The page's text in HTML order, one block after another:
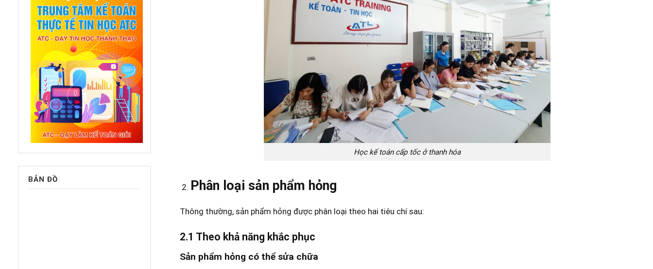
BẢN ĐỒ
Học kế toán cấp tốc ở thanh hóa
Phân loại sản phẩm hỏng
Thông thường, sản phẩm hỏng được phân loại theo hai tiêu chí sau:
2.1 Theo khả năng khắc phục
Sản phẩm hỏng có thể sửa chữa